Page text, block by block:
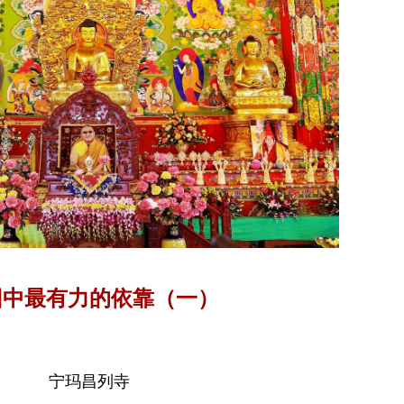
最有力的依靠（一）
宁玛昌列寺